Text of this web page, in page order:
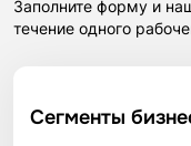
Заполните форму и
течение одного
Сегменты